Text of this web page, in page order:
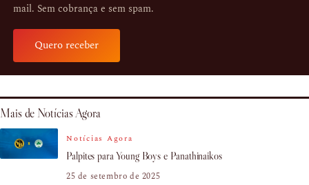
mail. Sem cobrança e sem spam.
Quero receber
Mais de Notícias Agora
Notícias Agora
Palpites para Young Boys e Panathinaikos
25 de setembro de 2025